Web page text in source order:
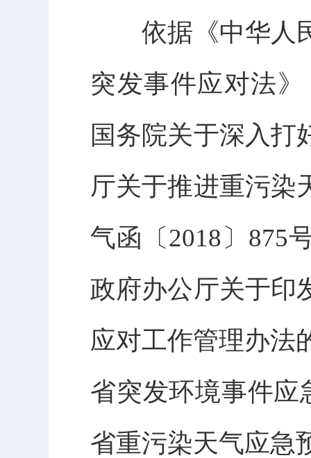
依据《中华人民
突发事件应对法
国务院关于深入打
厅关于推进重污染
气函〔2018〕875
政府办公厅关于印
应对工作管理办法
省突发环境事件应
省重污染天气应急